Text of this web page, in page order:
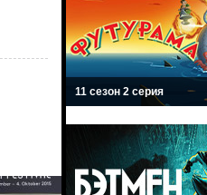
11 сезон 2 серия